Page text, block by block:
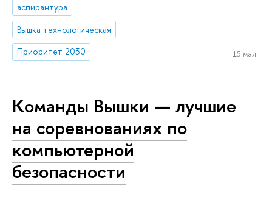
аспирантура
Вышка технологическая
Приоритет 2030
15 мая
Команды Вышки — лучшие
на соревнованиях по
компьютерной
безопасности